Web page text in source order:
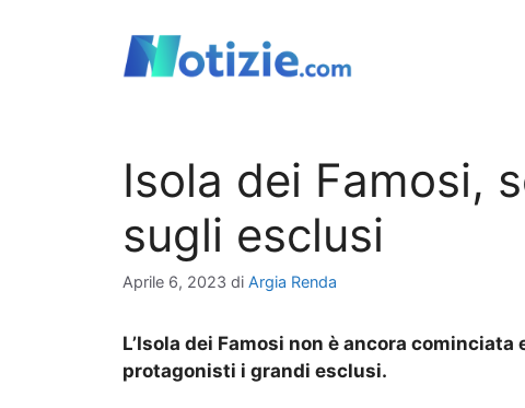
Isola dei Famosi,
sugli esclusi
Aprile 6, 2023 di Argia Renda
L’Isola dei Famosi non è ancora
protagonisti i grandi esclusi.